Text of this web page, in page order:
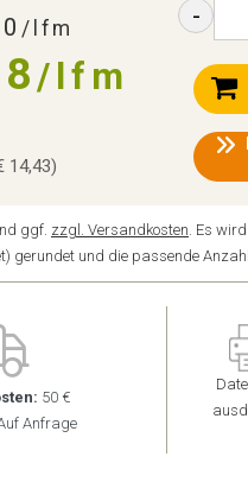
/lfm
/lfm
14,43)
-
ggf. zzgl. Versandkosten. Es
gerundet und die passende
50 €
Anfrage